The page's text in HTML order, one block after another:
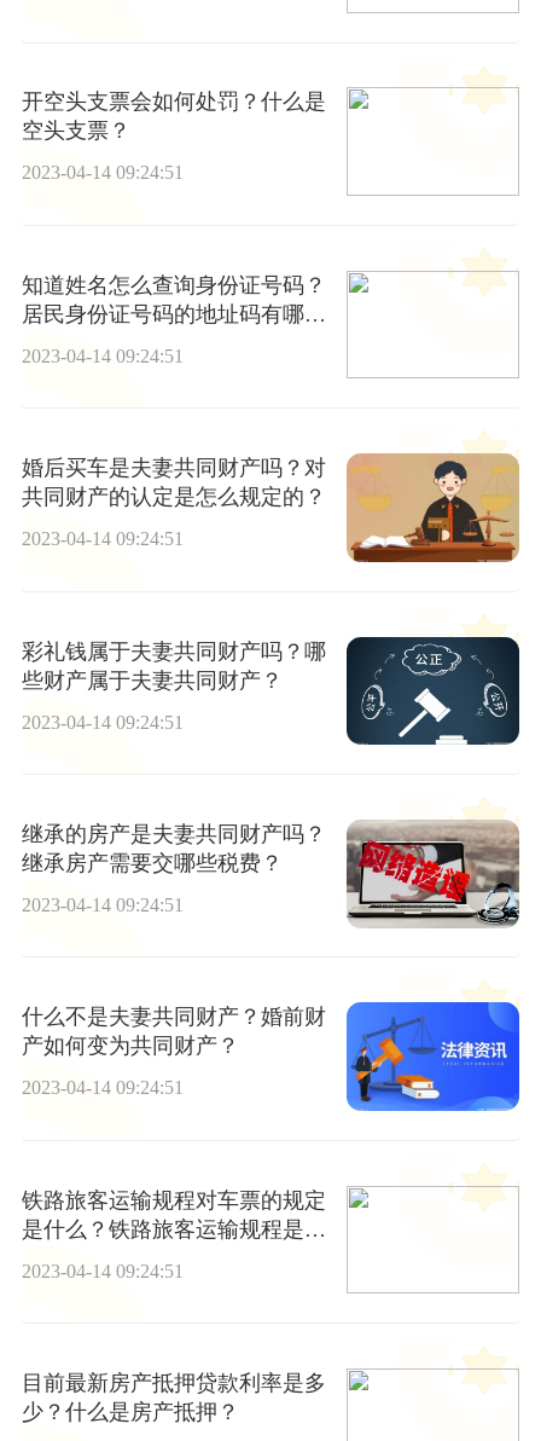
开空头支票会如何处罚？什么是
空头支票？
2023-04-14 09:24:51
知道姓名怎么查询身份证号码？
居民身份证号码的地址码有哪
2023-04-14 09:24:51
婚后买车是夫妻共同财产吗？对
共同财产的认定是怎么规定的？
2023-04-14 09:24:51
彩礼钱属于夫妻共同财产吗？哪
些财产属于夫妻共同财产？
2023-04-14 09:24:51
继承的房产是夫妻共同财产吗？
继承房产需要交哪些税费？
2023-04-14 09:24:51
什么不是夫妻共同财产？婚前财
产如何变为共同财产？
2023-04-14 09:24:51
铁路旅客运输规程对车票的规定
是什么？铁路旅客运输规程是什
2023-04-14 09:24:51
目前最新房产抵押贷款利率是多
少？什么是房产抵押？